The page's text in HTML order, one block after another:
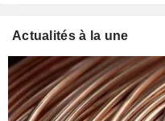
Actualités à la une